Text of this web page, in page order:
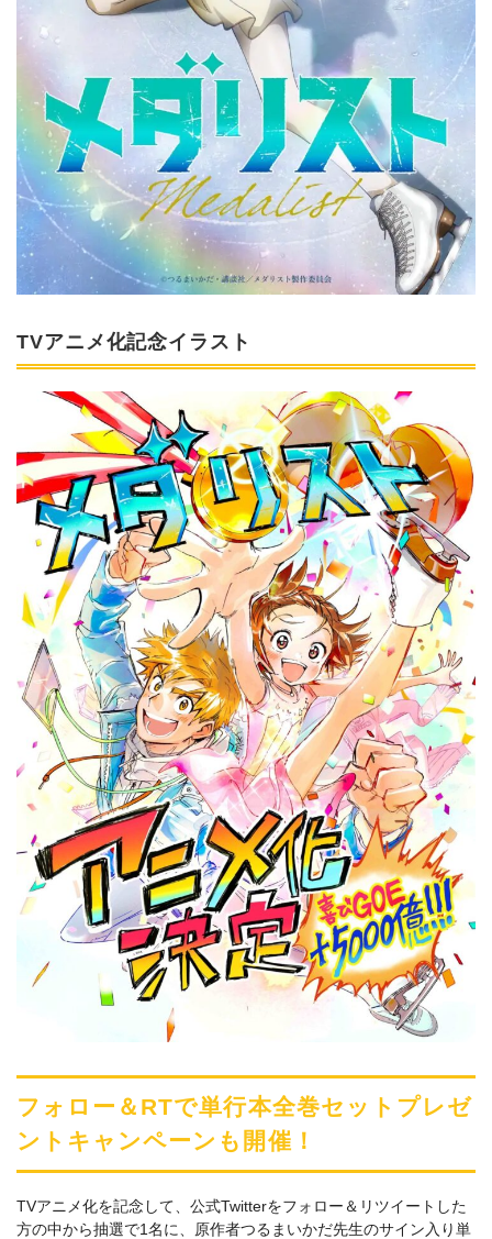
TVアニメ化記念イラスト
フォロー＆RTで単行本全巻セットプレゼ
ントキャンペーンも開催！
TVアニメ化を記念して、公式Twitterをフォロー＆リツイートした
方の中から抽選で1名に、原作者つるまいかだ先生のサイン入り単